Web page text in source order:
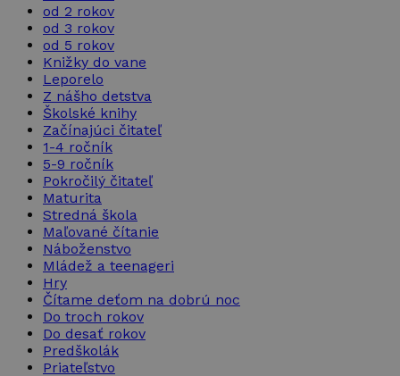
od 2 rokov
od 3 rokov
od 5 rokov
Knižky do vane
Leporelo
Z nášho detstva
Školské knihy
Začínajúci čitateľ
1-4 ročník
5-9 ročník
Pokročilý čitateľ
Maturita
Stredná škola
Maľované čítanie
Náboženstvo
Mládež a teenageri
Hry
Čítame deťom na dobrú noc
Do troch rokov
Do desať rokov
Predškolák
Priateľstvo